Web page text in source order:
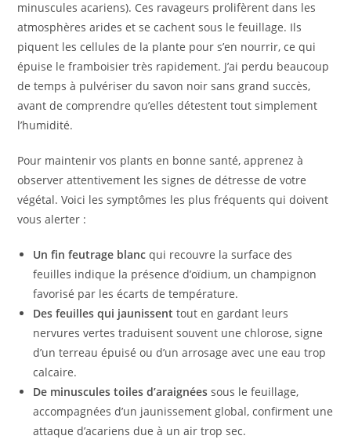
minuscules acariens). Ces ravageurs prolifèrent dans les
atmosphères arides et se cachent sous le feuillage. Ils
piquent les cellules de la plante pour s’en nourrir, ce qui
épuise le framboisier très rapidement. J’ai perdu beaucoup
de temps à pulvériser du savon noir sans grand succès,
avant de comprendre qu’elles détestent tout simplement
l’humidité.
Pour maintenir vos plants en bonne santé, apprenez à
observer attentivement les signes de détresse de votre
végétal. Voici les symptômes les plus fréquents qui doivent
vous alerter :
Un fin feutrage blanc qui recouvre la surface des
feuilles indique la présence d’oïdium, un champignon
favorisé par les écarts de température.
Des feuilles qui jaunissent tout en gardant leurs
nervures vertes traduisent souvent une chlorose, signe
d’un terreau épuisé ou d’un arrosage avec une eau trop
calcaire.
De minuscules toiles d’araignées sous le feuillage,
accompagnées d’un jaunissement global, confirment une
attaque d’acariens due à un air trop sec.